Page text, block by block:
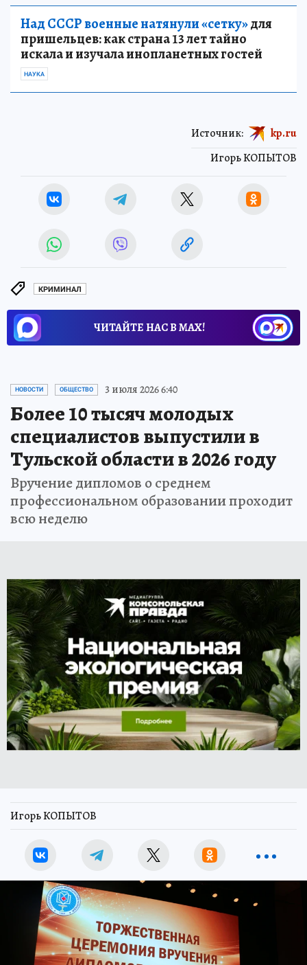
Над СССР военные натянули «сетку»для
пришельцев: как страна 13 лет тайно
искала и изучала инопланетных гостей
НАУКА
Игорь КОПЫТОВ
Источник: kp.ru
КРИМИНАЛ
ЧИТАЙТЕ НАС В МАХ!
НОВОСТИ ОБЩЕСТВО 3 июля 2026 6:40
Более 10 тысяч молодых
специалистов выпустили в
Тульской области в 2026 году
Вручение дипломов о среднем
профессиональном образовании проходит
всю неделю
Игорь КОПЫТОВ